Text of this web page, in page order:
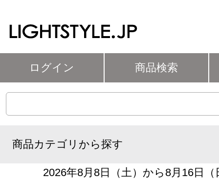
ログイン 商品検索
商品カテゴリから探す
2026年8月8日（土）から8月16日